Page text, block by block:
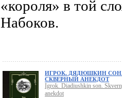
«короля» в той
Набоков.
ИГРОК. ДЯДЮШКИН
СКВЕРНЫЙ АНЕКДОТ
Igrok. Diadiushkin son.
anekdot